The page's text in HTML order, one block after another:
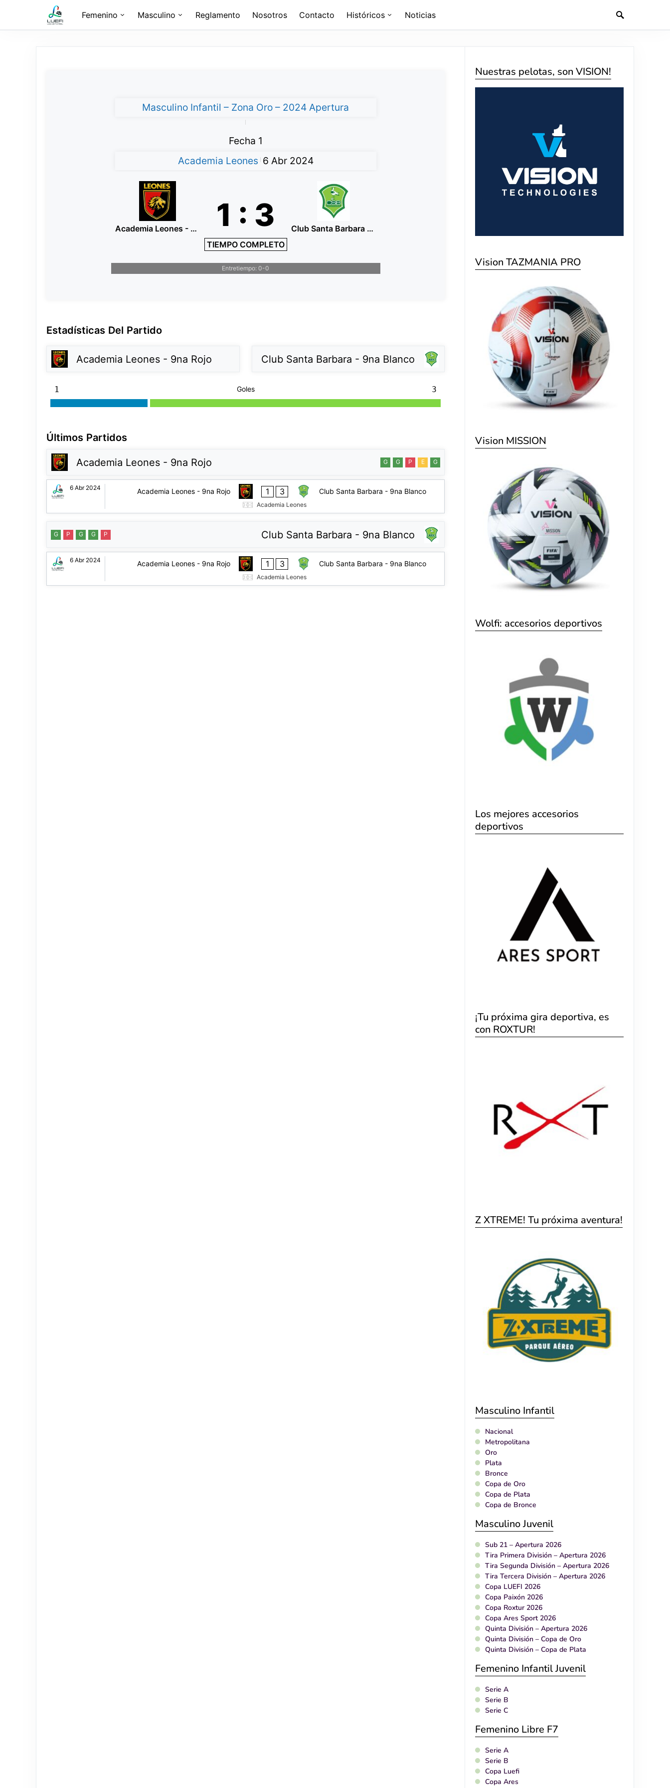
Femenino Masculino Reglamento Nosotros Contacto Históricos Noticias
Masculino Infantil – Zona Oro – 2024 Apertura
Fecha 1
Academia Leones 6 Abr 2024
Academia Leones - 9na Rojo 1 : 3
TIEMPO COMPLETO
Club Santa Barbara - 9na Blanco
Entretiempo: 0-0
Estadísticas Del Partido
Academia Leones - 9na Rojo Club Santa Barbara - 9na Blanco
1 Goles 3
Últimos Partidos
Academia Leones - 9na Rojo G G P E G
6 Abr 2024 Academia Leones - 9na Rojo 1 3 Club Santa Barbara - 9na Blanco
Academia Leones
Club Santa Barbara - 9na Blanco
G P G G P
6 Abr 2024 Academia Leones - 9na Rojo 1 3 Club Santa Barbara - 9na Blanco
Academia Leones
Nuestras pelotas, son VISION!
Vision TAZMANIA PRO
Vision MISSION
Wolfi: accesorios deportivos
Los mejores accesorios
deportivos
¡Tu próxima gira deportiva, es
con ROXTUR!
Z XTREME! Tu próxima aventura!
Masculino Infantil
Nacional
Metropolitana
Oro
Plata
Bronce
Copa de Oro
Copa de Plata
Copa de Bronce
Masculino Juvenil
Sub 21 – Apertura 2026
Tira Primera División – Apertura 2026
Tira Segunda División – Apertura 2026
Tira Tercera División – Apertura 2026
Copa LUEFI 2026
Copa Paixón 2026
Copa Roxtur 2026
Copa Ares Sport 2026
Quinta División – Apertura 2026
Quinta División – Copa de Oro
Quinta División – Copa de Plata
Femenino Infantil Juvenil
Serie A
Serie B
Serie C
Femenino Libre F7
Serie A
Serie B
Copa Luefi
Copa Ares